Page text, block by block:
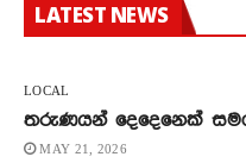
LATEST NEWS
LOCAL
තරුණයන් දෙදෙනෙක්
MAY 21, 2026